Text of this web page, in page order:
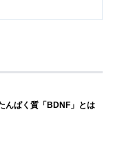
んぱく質「BDNF」とは